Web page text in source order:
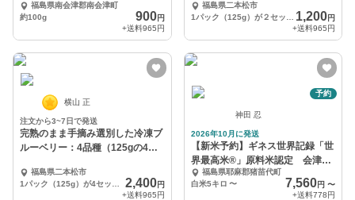
福島県南会津郡南会津町
約100g
900円
+送料965円
ック）
福島県二本松市
1,200円
+送料965円
横山 正
注文から3~7日で発送
完熟のまま手摘み選別した冷凍ブ
ルーベリー：4品種（125gの4パ
福島県二本松市
2,400円
+送料965円
予約
神田 忍
2026年10月に発送
【新米予約】ギネス世界記録「世
界最高米®」原料米認定 会津
産 ゆうだい21
福島県耶麻郡猪苗代町
白米5キロ 〜 7,560円 〜
+送料778円